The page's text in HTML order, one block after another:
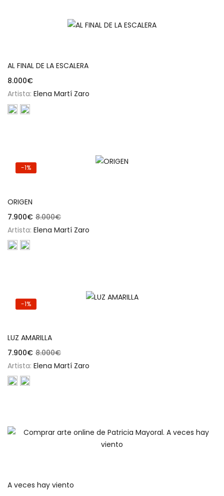
AL FINAL DE LA ESCALERA
8.000€
Artista: Elena Martí Zaro
-1%
ORIGEN
7.900€ 8.000€
Artista: Elena Martí Zaro
-1%
LUZ AMARILLA
7.900€ 8.000€
Artista: Elena Martí Zaro
A veces hay viento